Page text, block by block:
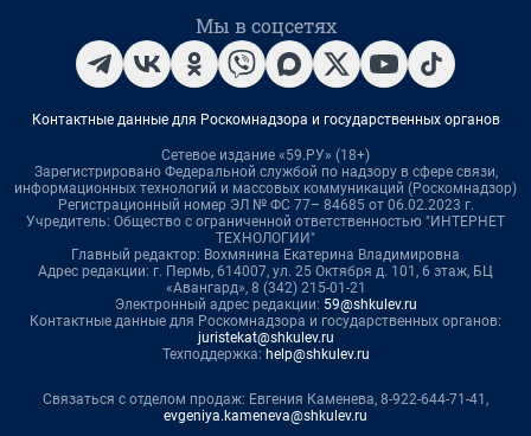
Мы в соцсетях
Контактные данные для Роскомнадзора и государственных органов
Сетевое издание «59.РУ» (18+)
Зарегистрировано Федеральной службой по надзору в сфере связи,
информационных технологий и массовых коммуникаций (Роскомнадзор)
Регистрационный номер ЭЛ № ФС 77– 84685 от 06.02.2023 г.
Учредитель: Общество с ограниченной ответственностью "ИНТЕРНЕТ
ТЕХНОЛОГИИ"
Главный редактор: Вохмянина Екатерина Владимировна
Адрес редакции: г. Пермь, 614007, ул. 25 Октября д. 101, 6 этаж, БЦ
«Авангард», 8 (342) 215-01-21
Электронный адрес редакции: 59@shkulev.ru
Контактные данные для Роскомнадзора и государственных органов:
juristekat@shkulev.ru
Техподдержка: help@shkulev.ru
Связаться с отделом продаж: Евгения Каменева, 8-922-644-71-41,
evgeniya.kameneva@shkulev.ru